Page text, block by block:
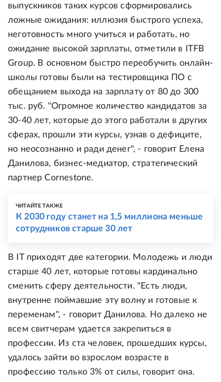
выпускников таких курсов сформировались
ложные ожидания: иллюзия быстрого успеха,
неготовность много учиться и работать, но
ожидание высокой зарплаты, отметили в ITFB
Group. В основном быстро переобучить онлайн-
школы готовы были на тестировщика ПО с
обещанием выхода на зарплату от 80 до 300
тыс. руб. "Огромное количество кандидатов за
30-40 лет, которые до этого работали в других
сферах, прошли эти курсы, узнав о дефиците,
но неосознанно и ради денег", - говорит Елена
Данилова, бизнес-медиатор, стратегический
партнер Cornestone.
ЧИТАЙТЕ ТАКЖЕ
К 2030 году станет на 1,5 миллиона меньше
сотрудников старше 30 лет
В IT приходят две категории. Молодежь и люди
старше 40 лет, которые готовы кардинально
сменить сферу деятельности. "Есть люди,
внутренне поймавшие эту волну и готовые к
переменам", - говорит Данилова. Но далеко не
всем свитчерам удается закрепиться в
профессии. Из ста человек, прошедших курсы,
удалось зайти во взрослом возрасте в
профессию только 3% от силы, говорит она.